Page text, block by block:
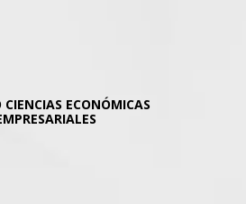
CIENCIAS ECONÓMICAS